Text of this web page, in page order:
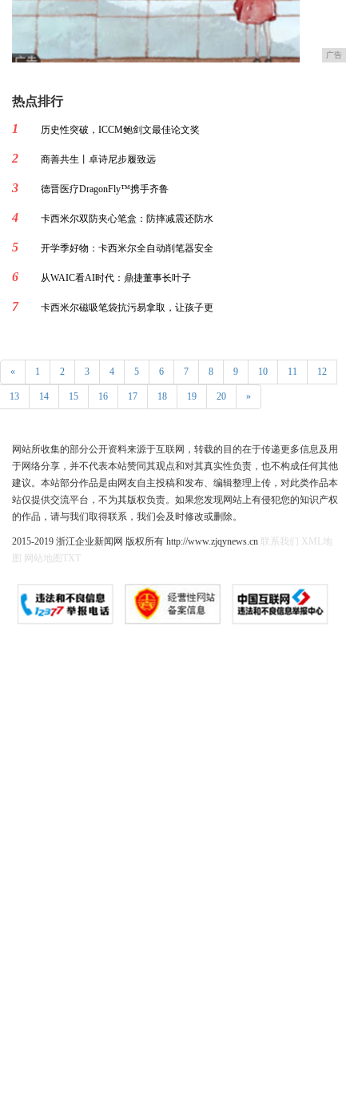
广告
热点排行
1
历史性突破，ICCM鲍剑文最佳论文奖
2 商善共生丨卓诗尼步履致远
3 德晋医疗DragonFly™携手齐鲁
4 卡西米尔双防夹心笔盒：防摔减震还防水
5 开学季好物：卡西米尔全自动削笔器安全
6 从WAIC看AI时代：鼎捷董事长叶子
7 卡西米尔磁吸笔袋抗污易拿取，让孩子更
« 1 2 3 4 5 6 7 8 9 10 11 12
13 14 15 16 17 18 19 20 »
网站所收集的部分公开资料来源于互联网，转载的目的在于传递更多信息及用
于网络分享，并不代表本站赞同其观点和对其真实性负责，也不构成任何其他
建议。本站部分作品是由网友自主投稿和发布、编辑整理上传，对此类作品本
站仅提供交流平台，不为其版权负责。如果您发现网站上有侵犯您的知识产权
的作品，请与我们取得联系，我们会及时修改或删除。
2015-2019 浙江企业新闻网 版权所有 http://www.zjqynews.cn 联系我们
XML地
图
网站地图 TXT